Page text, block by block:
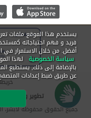
تطوير و تشغيل
جميع الحقوق محفوظة لأبشر،
يستخدم هذا الموقع ملفات
فريد و فهم احتياجاته
أفضل. من خلال الاستمرار
سياسة الخصوصية لهذا
بالإضافة إلى ذلك, يستطيع
عن طريق ضبط إعدادات